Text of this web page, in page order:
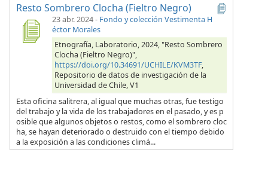
Resto Sombrero Clocha (Fieltro Negro)
23 abr. 2024- Fondo y colección Vestimenta H
éctor Morales
Etnografía, Laboratorio, 2024, "Resto Sombrero
Clocha (Fieltro Negro)",
https://doi.org/10.34691/UCHILE/KVM3TF,
Repositorio de datos de investigación de la
Universidad de Chile, V1
Esta oficina salitrera, al igual que muchas otras, fue testigo
del trabajo y la vida de los trabajadores en el pasado, y es p
osible que algunos objetos o restos, como el sombrero cloc
ha, se hayan deteriorado o destruido con el tiempo debido
a la exposición a las condiciones climá...